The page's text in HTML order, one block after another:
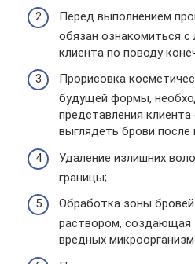
Перед выполнением
обязан ознакомиться
клиента по поводу
Прорисовка
будущей формы,
представления
выглядеть брови после
Удаление излишних
границы;
Обработка зоны
раствором, создающая
вредных